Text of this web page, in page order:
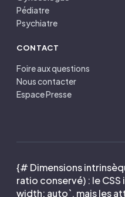
Pédiatre
Psychiatre
CONTACT
Foire aux questions
Nous contacter
Espace Presse
{# Dimensions
ratio conservé) : le
width: auto`, mais les